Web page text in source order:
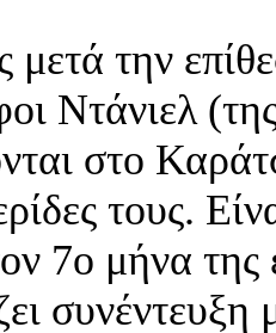
μετά την
Ντάνιελ
στο
τους.
7ο μήνα